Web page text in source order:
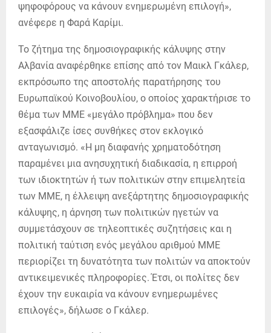
ψηφοφόρους να κάνουν ενημερωμένη επιλογή»,
ανέφερε η Φαρά Καρίμι.
Το ζήτημα της δημοσιογραφικής κάλυψης στην
Αλβανία αναφέρθηκε επίσης από τον Μαικλ Γκάλερ,
εκπρόσωπο της αποστολής παρατήρησης του
Ευρωπαϊκού Κοινοβουλίου, ο οποίος χαρακτήρισε το
θέμα των ΜΜΕ «μεγάλο πρόβλημα» που δεν
εξασφάλιζε ίσες συνθήκες στον εκλογικό
ανταγωνισμό. «Η μη διαφανής χρηματοδότηση
παραμένει μια ανησυχητική διαδικασία, η επιρροή
των ιδιοκτητών ή των πολιτικών στην επιμελητεία
των ΜΜΕ, η έλλειψη ανεξάρτητης δημοσιογραφικής
κάλυψης, η άρνηση των πολιτικών ηγετών να
συμμετάσχουν σε τηλεοπτικές συζητήσεις και η
πολιτική ταύτιση ενός μεγάλου αριθμού ΜΜΕ
περιορίζει τη δυνατότητα των πολιτών να αποκτούν
αντικειμενικές πληροφορίες. Έτσι, οι πολίτες δεν
έχουν την ευκαιρία να κάνουν ενημερωμένες
επιλογές», δήλωσε ο Γκάλερ.